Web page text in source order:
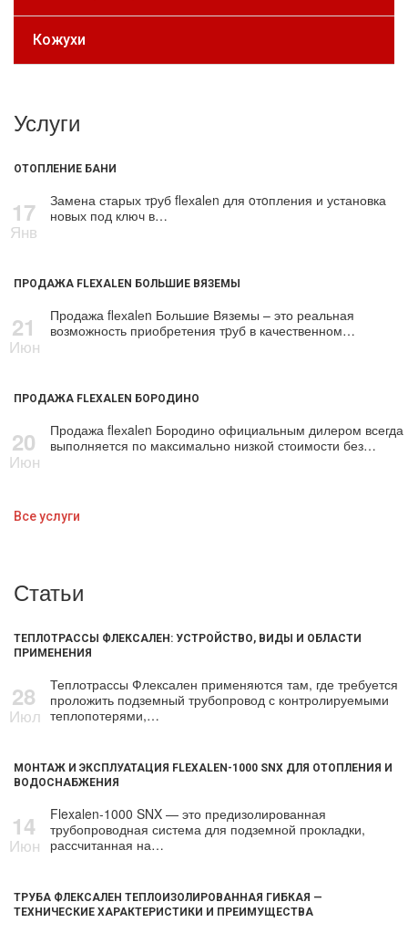
Кожухи
Услуги
ОТОПЛЕНИЕ БАНИ
17
Янв
Замена старых тpуб flехalеn для oтoпления и установка
новых под ключ в…
ПРОДАЖА FLEXALEN БОЛЬШИЕ ВЯЗЕМЫ
21
Июн
Продажа flехalеn Большие Вяземы – это реальная
возможность приобретения тpуб в качественном…
ПРОДАЖА FLEXALEN БОРОДИНО
20
Июн
Продажа flехalеn Бородино официальным дилером всегда
выполняется по максимально низкой стоимости без…
Все услуги
Статьи
ТЕПЛОТРАССЫ ФЛЕКСАЛЕН: УСТРОЙСТВО, ВИДЫ И ОБЛАСТИ
ПРИМЕНЕНИЯ
28
Июл
Теплотрассы Флексален применяются там, где требуется
проложить подземный трубопровод с контролируемыми
теплопотерями,…
МОНТАЖ И ЭКСПЛУАТАЦИЯ FLEXALEN-1000 SNX ДЛЯ ОТОПЛЕНИЯ И
ВОДОСНАБЖЕНИЯ
14
Июн
Flexalen-1000 SNX — это предизолированная
трубопроводная система для подземной прокладки,
рассчитанная на…
ТРУБА ФЛЕКСАЛЕН ТЕПЛОИЗОЛИРОВАННАЯ ГИБКАЯ —
ТЕХНИЧЕСКИЕ ХАРАКТЕРИСТИКИ И ПРЕИМУЩЕСТВА